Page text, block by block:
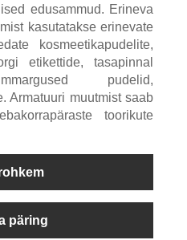
edusammud. Erineva
kasutatakse erinevate
kosmeetikapudelite,
etikettide, tasapinnal
pudelid,
Armatuuri muutmist saab
toorikute
päring